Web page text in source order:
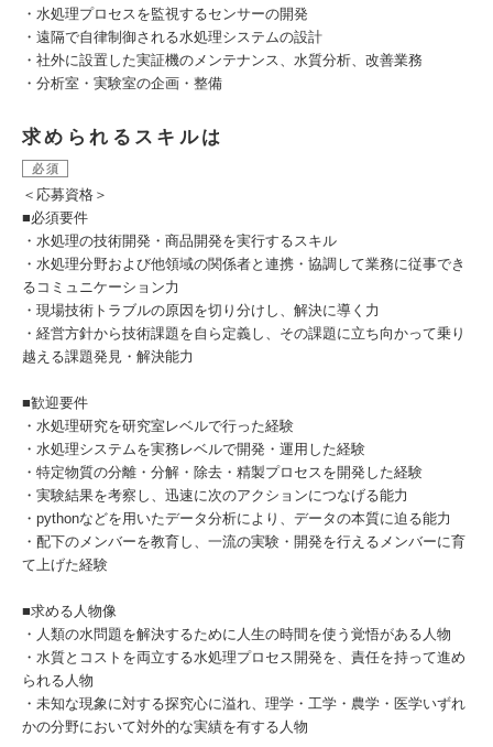
・水処理プロセスを監視するセンサーの開発
・遠隔で自律制御される水処理システムの設計
・社外に設置した実証機のメンテナンス、水質分析、改善業務
・分析室・実験室の企画・整備
求められるスキルは
必須
＜応募資格＞
■必須要件
・水処理の技術開発・商品開発を実行するスキル
・水処理分野および他領域の関係者と連携・協調して業務に従事でき
るコミュニケーション力
・現場技術トラブルの原因を切り分けし、解決に導く力
・経営方針から技術課題を自ら定義し、その課題に立ち向かって乗り
越える課題発見・解決能力
■歓迎要件
・水処理研究を研究室レベルで行った経験
・水処理システムを実務レベルで開発・運用した経験
・特定物質の分離・分解・除去・精製プロセスを開発した経験
・実験結果を考察し、迅速に次のアクションにつなげる能力
・pythonなどを用いたデータ分析により、データの本質に迫る能力
・配下のメンバーを教育し、一流の実験・開発を行えるメンバーに育
て上げた経験
■求める人物像
・人類の水問題を解決するために人生の時間を使う覚悟がある人物
・水質とコストを両立する水処理プロセス開発を、責任を持って進め
られる人物
・未知な現象に対する探究心に溢れ、理学・工学・農学・医学いずれ
かの分野において対外的な実績を有する人物